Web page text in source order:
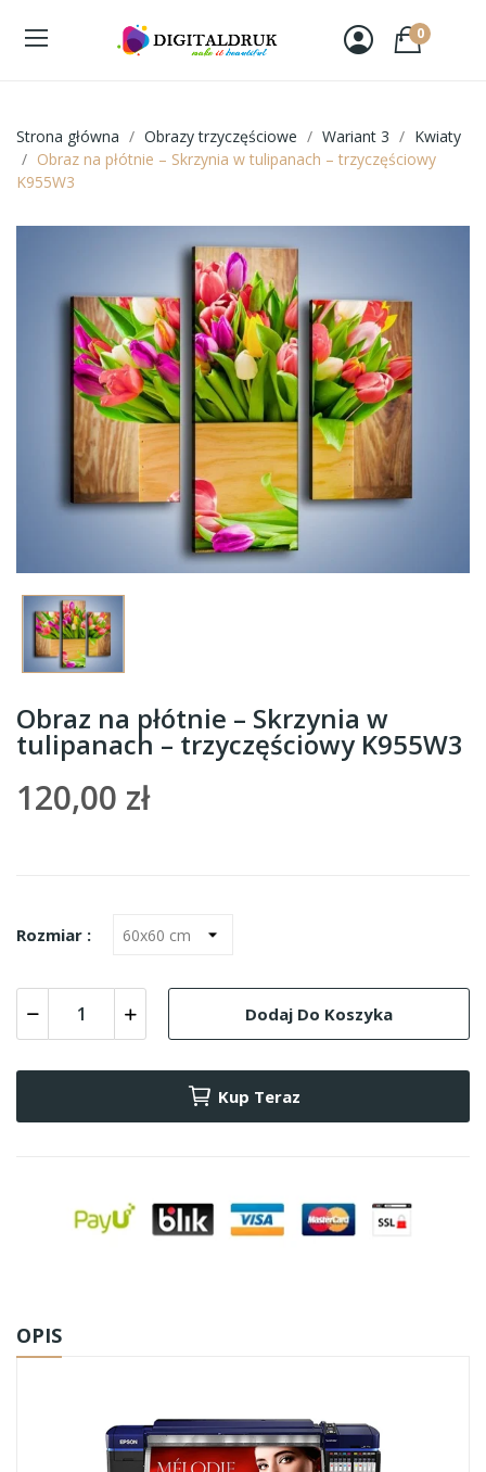
0
Strona główna Obrazy trzyczęściowe Wariant 3
Kwiaty
Obraz na płótnie – Skrzynia w tulipanach – trzyczęściowy
K955W3
Obraz na płótnie – Skrzynia w
tulipanach – trzyczęściowy K955W3
120,00 zł
Rozmiar :
Dodaj Do Koszyka
Kup Teraz
OPIS